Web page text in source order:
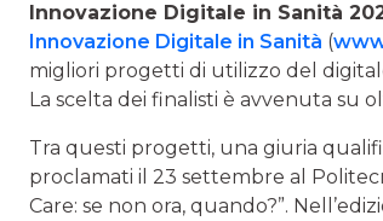
Innovazione Digitale in Sanità
Innovazione Digitale in Sanità (
migliori progetti di utilizzo del
La scelta dei finalisti è avvenuta su
Tra questi progetti, una giuria
proclamati il 23 settembre al
Care: se non ora, quando?”.